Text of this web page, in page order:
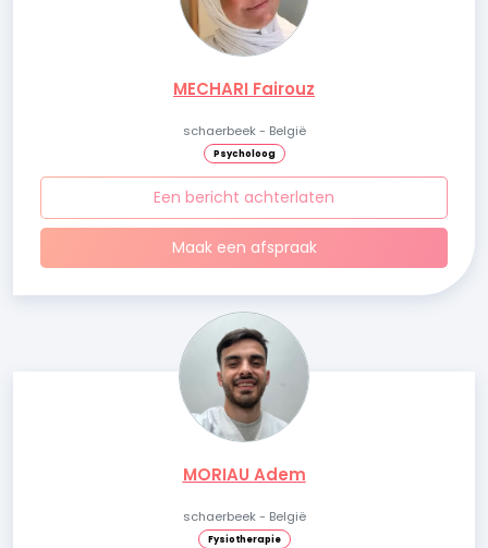
MECHARI Fairouz
schaerbeek - België
Psycholoog
Een bericht achterlaten
Maak een afspraak
MORIAU Adem
schaerbeek - België
Fysiotherapie